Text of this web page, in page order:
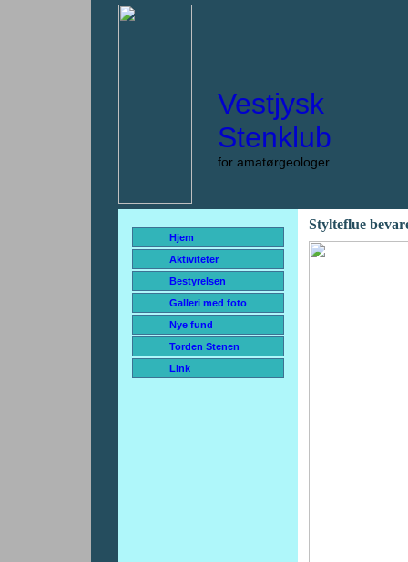
Vestjysk
Stenklub
for amatørgeologer.
Hjem
Aktiviteter
Bestyrelsen
Galleri med foto
Nye fund
Torden Stenen
Link
Stylteflue